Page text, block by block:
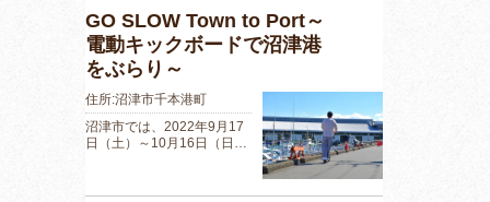
GO SLOW Town to Port～
電動キックボードで沼津港
をぶらり～
住所:沼津市千本港町
沼津市では、2022年9月17
日（土）～10月16日（日…